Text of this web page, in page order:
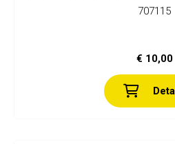
707115
€ 10,00